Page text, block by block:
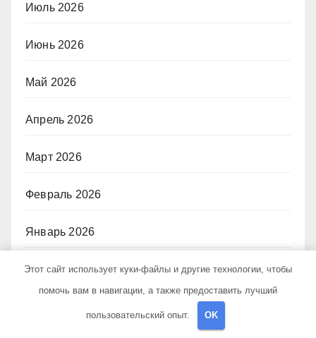
Июль 2026
Июнь 2026
Май 2026
Апрель 2026
Март 2026
Февраль 2026
Январь 2026
Декабрь 2025
Этот сайт использует куки-файлы и другие технологии, чтобы
помочь вам в навигации, а также предоставить лучший
пользовательский опыт. OK